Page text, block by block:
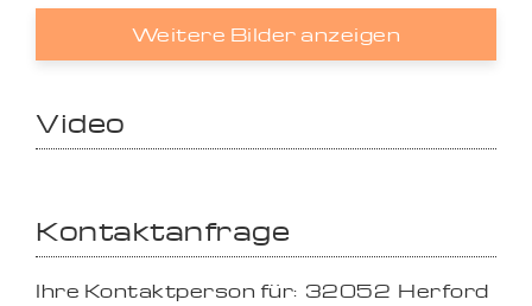
Weitere Bilder anzeigen
Video
Kontaktanfrage
Ihre Kontaktperson für: 32052 Herford